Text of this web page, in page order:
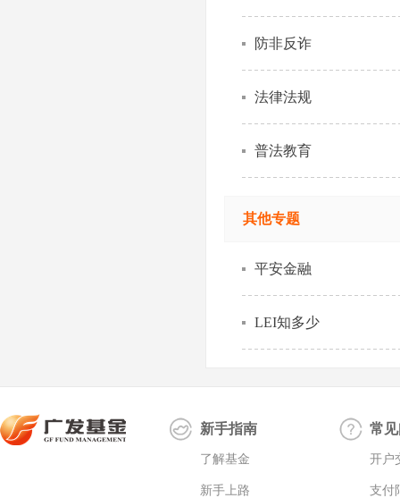
防非反诈
法律法规
普法教育
其他专题
平安金融
LEI知多少
新手指南
了解基金
新手上路
常
开户
支付